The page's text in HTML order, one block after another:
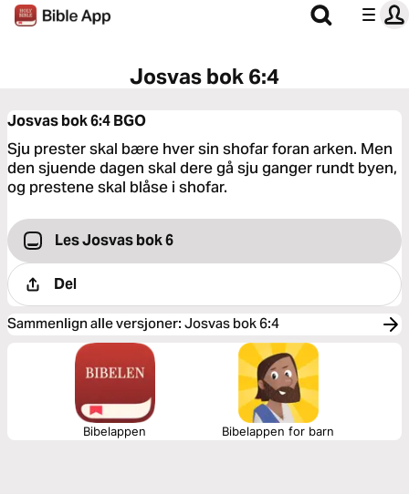
Josvas bok 6:4
Josvas bok 6:4BGO
Sju prester skal bære hver sin shofar foran arken. Men
den sjuende dagen skal dere gå sju ganger rundt byen,
og prestene skal blåse i shofar.
Les Josvas bok 6
Del
Sammenlign alle versjoner: Josvas bok 6:4
Bibelappen Bibelappen for barn